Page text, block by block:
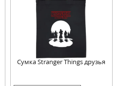
Сумка Stranger Things друзья